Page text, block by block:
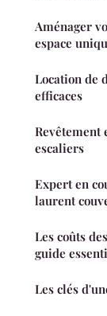
Aménager
espace
Location de
efficaces
Revêtement
escaliers
Expert en
laurent
Les coûts
guide
Les clés